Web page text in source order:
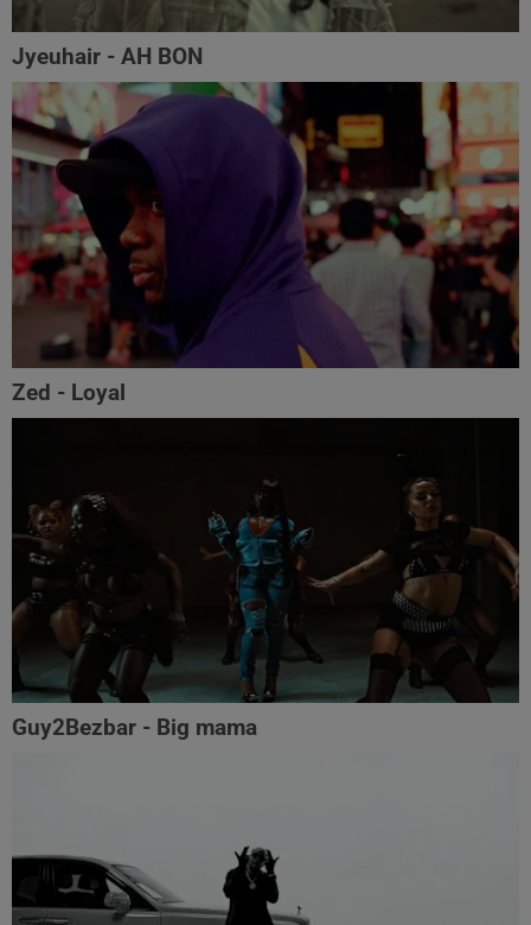
Jyeuhair - AH BON
Zed - Loyal
Guy2Bezbar - Big mama